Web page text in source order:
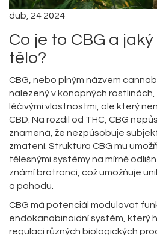
dub, 24 2024
Co je to CBG a
tělo?
CBG, nebo plným názvem
nalezený v konopných rostlinách,
léčivými vlastnostmi, ale který
CBD. Na rozdíl od THC, CBG
znamená, že nezpůsobuje
zmatení. Struktura CBG mu
tělesnými systémy na mírně
známí bratranci, což umožňuje
a pohodu.
CBG má potenciál modulovat
endokanabinoidní systém, který
regulaci různých biologických